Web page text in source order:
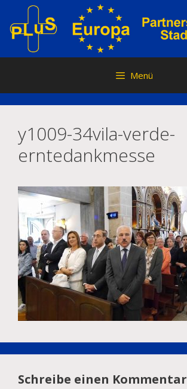
Inhalt
springen
Menü
y1009-34vila-verde-
erntedankmesse
Schreibe einen Kommentar